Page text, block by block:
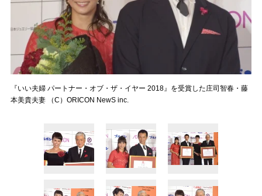
『いい夫婦 パートナー・オブ・ザ・イヤー 2018』を受賞した庄司智春・藤
本美貴夫妻 （C）ORICON NewS inc.